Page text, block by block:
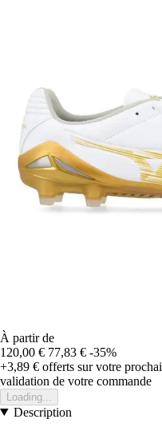
À partir de
120,00 € 77,83 € -35%
+3,89 € offerts sur votre
validation de votre commande
Loading...
Description